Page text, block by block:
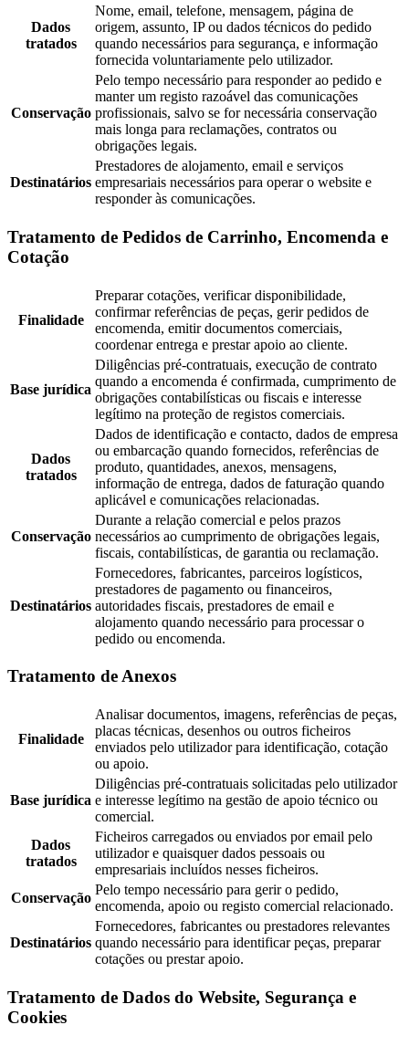
Dados
tratados
Nome, email, telefone, mensagem, página de
origem, assunto, IP ou dados técnicos do pedido
quando necessários para segurança, e informação
fornecida voluntariamente pelo utilizador.
Conservação
Pelo tempo necessário para responder ao pedido e
manter um registo razoável das comunicações
profissionais, salvo se for necessária conservação
mais longa para reclamações, contratos ou
obrigações legais.
Destinatários
Prestadores de alojamento, email e serviços
empresariais necessários para operar o website e
responder às comunicações.
Tratamento de Pedidos de Carrinho, Encomenda e
Cotação
Finalidade
Preparar cotações, verificar disponibilidade,
confirmar referências de peças, gerir pedidos de
encomenda, emitir documentos comerciais,
coordenar entrega e prestar apoio ao cliente.
Base jurídica
Diligências pré-contratuais, execução de contrato
quando a encomenda é confirmada, cumprimento de
obrigações contabilísticas ou fiscais e interesse
legítimo na proteção de registos comerciais.
Dados
tratados
Dados de identificação e contacto, dados de empresa
ou embarcação quando fornecidos, referências de
produto, quantidades, anexos, mensagens,
informação de entrega, dados de faturação quando
aplicável e comunicações relacionadas.
Conservação
Durante a relação comercial e pelos prazos
necessários ao cumprimento de obrigações legais,
fiscais, contabilísticas, de garantia ou reclamação.
Destinatários
Fornecedores, fabricantes, parceiros logísticos,
prestadores de pagamento ou financeiros,
autoridades fiscais, prestadores de email e
alojamento quando necessário para processar o
pedido ou encomenda.
Tratamento de Anexos
Finalidade
Analisar documentos, imagens, referências de peças,
placas técnicas, desenhos ou outros ficheiros
enviados pelo utilizador para identificação, cotação
ou apoio.
Base jurídica
Diligências pré-contratuais solicitadas pelo utilizador
e interesse legítimo na gestão de apoio técnico ou
comercial.
Dados
tratados
Ficheiros carregados ou enviados por email pelo
utilizador e quaisquer dados pessoais ou
empresariais incluídos nesses ficheiros.
Conservação
Pelo tempo necessário para gerir o pedido,
encomenda, apoio ou registo comercial relacionado.
Destinatários
Fornecedores, fabricantes ou prestadores relevantes
quando necessário para identificar peças, preparar
cotações ou prestar apoio.
Tratamento de Dados do Website, Segurança e
Cookies